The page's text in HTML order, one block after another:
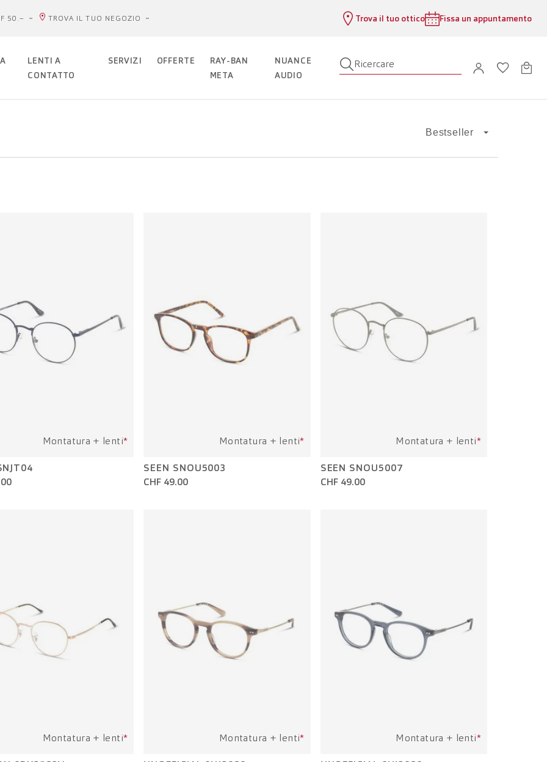
50.– TROVA IL TUO NEGOZIO Trova il tuo ottico Fissa un appuntamento
LENTI A
CONTATTO
SERVIZI OFFERTE
RAY-BAN
META
NUANCE
AUDIO
Ricercare
Montatura + lenti* Montatura + lenti*
SEEN SNOU5003
CHF 49.00
Montatura + lenti*
SEEN SNOU5007
CHF 49.00
Montatura + lenti* Montatura + lenti* Montatura + lenti*